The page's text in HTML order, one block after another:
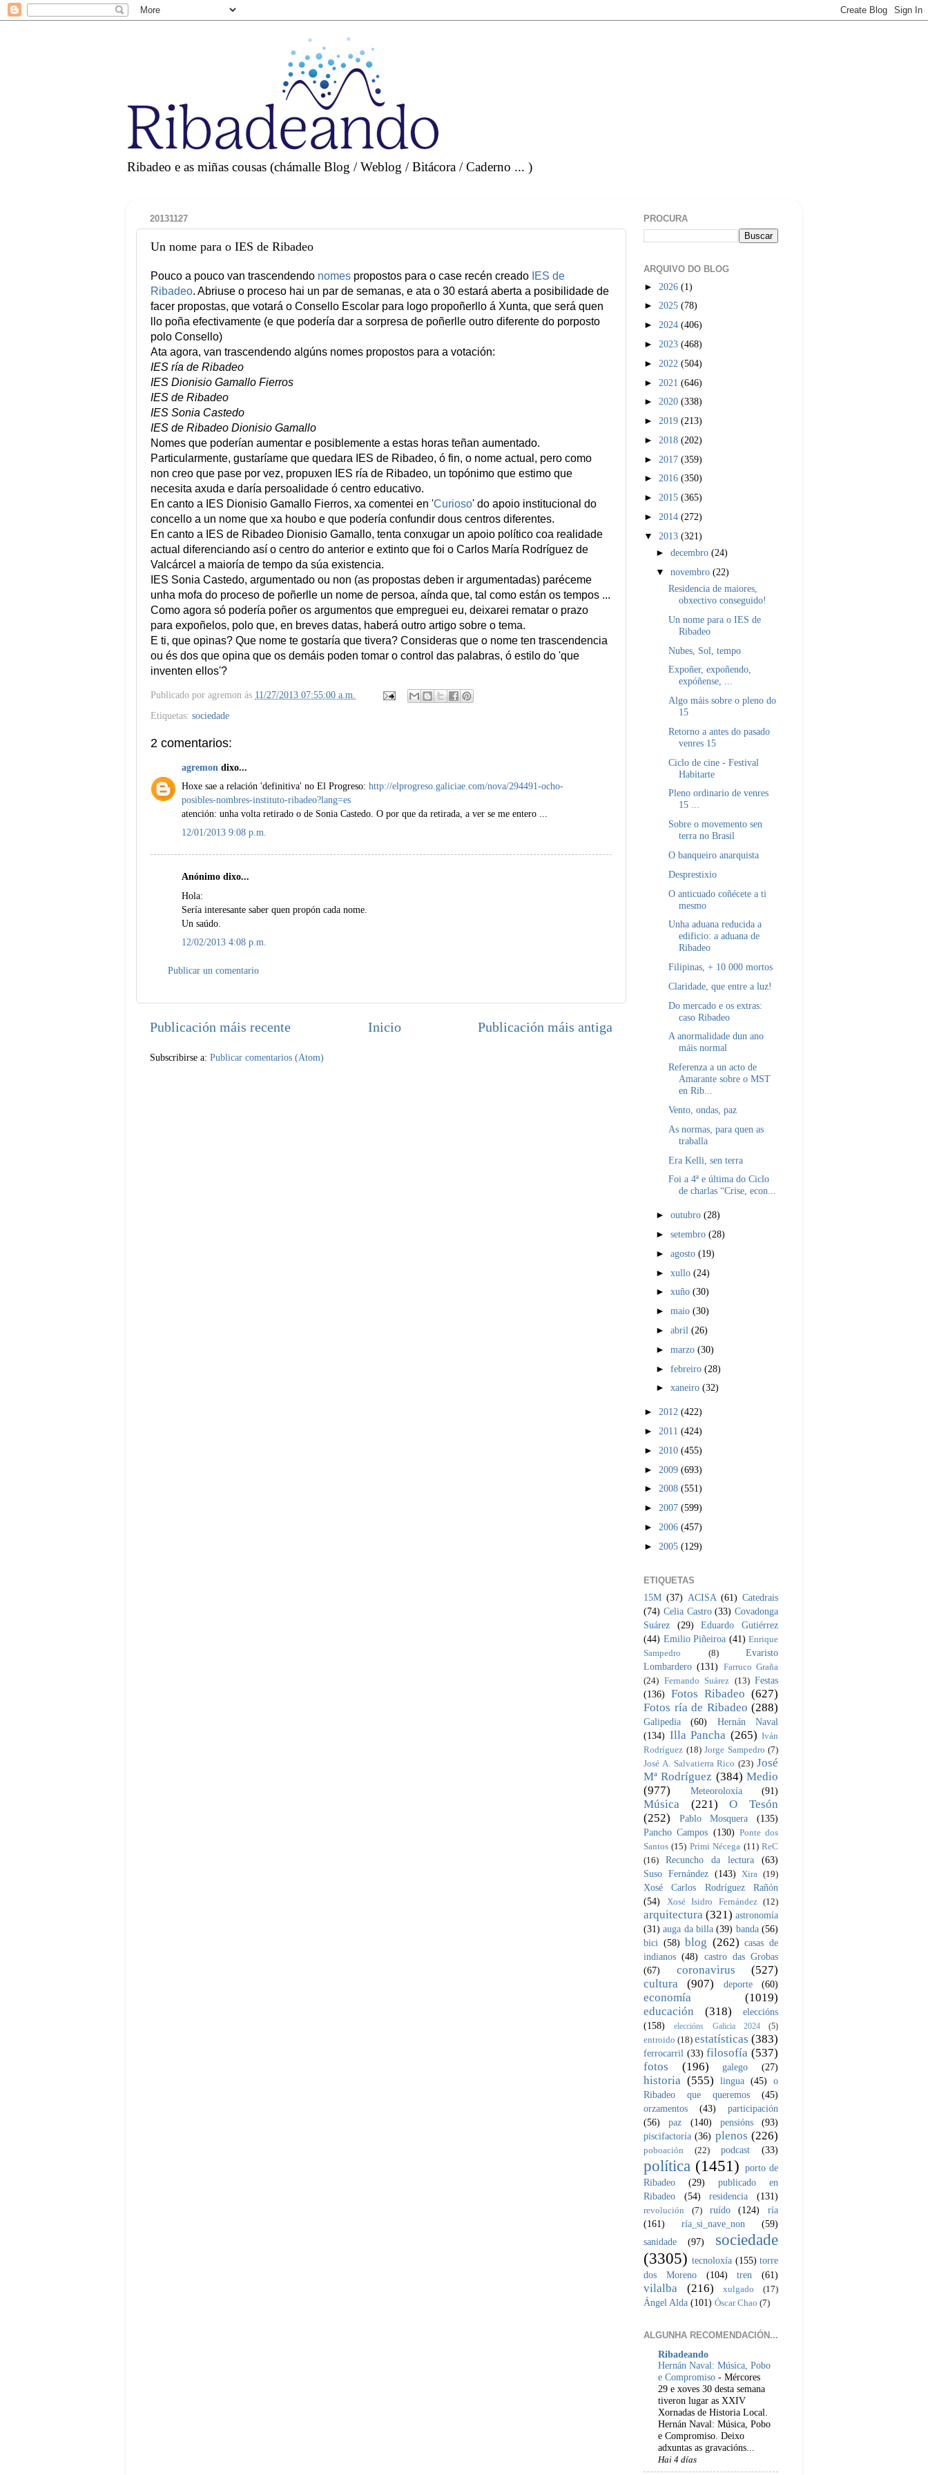
Ribadeo e as miñas cousas (chámalle Blog / Weblog / Bitácora / Caderno ... )
20131127
Un nome para o IES de Ribadeo
Pouco a pouco van trascendendo nomes propostos para o case recén creado IES de
Ribadeo. Abriuse o proceso hai un par de semanas, e ata o 30 estará aberta a posibilidade de
facer propostas, que votará o Consello Escolar para logo propoñerllo á Xunta, que será quen
llo poña efectivamente (e que podería dar a sorpresa de poñerlle outro diferente do porposto
polo Consello)
Ata agora, van trascendendo algúns nomes propostos para a votación:
IES ría de Ribadeo
IES Dionisio Gamallo Fierros
IES de Ribadeo
IES Sonia Castedo
IES de Ribadeo Dionisio Gamallo
Nomes que poderían aumentar e posiblemente a estas horas teñan aumentado.
Particularmente, gustaríame que quedara IES de Ribadeo, ó fin, o nome actual, pero como
non creo que pase por vez, propuxen IES ría de Ribadeo, un topónimo que estimo que
necesita axuda e daría persoalidade ó centro educativo.
En canto a IES Dionisio Gamallo Fierros, xa comentei en 'Curioso' do apoio institucional do
concello a un nome que xa houbo e que podería confundir dous centros diferentes.
En canto a IES de Ribadeo Dionisio Gamallo, tenta conxugar un apoio político coa realidade
actual diferenciando así o centro do anterior e extinto que foi o Carlos María Rodríguez de
Valcárcel a maioría de tempo da súa existencia.
IES Sonia Castedo, argumentado ou non (as propostas deben ir argumentadas) paréceme
unha mofa do proceso de poñerlle un nome de persoa, aínda que, tal como están os tempos ...
Como agora só podería poñer os argumentos que empreguei eu, deixarei rematar o prazo
para expoñelos, polo que, en breves datas, haberá outro artigo sobre o tema.
E ti, que opinas? Que nome te gostaría que tivera? Consideras que o nome ten trascendencia
ou és dos que opina que os demáis poden tomar o control das palabras, ó estilo do 'que
inventen ellos'?
Publicado por agremon ás 11/27/2013 07:55:00 a.m.
Etiquetas: sociedade
2 comentarios:
agremon dixo...
Hoxe sae a relación 'definitiva' no El Progreso: http://elprogreso.galiciae.com/nova/294491-ocho-
posibles-nombres-instituto-ribadeo?lang=es
atención: unha volta retirado o de Sonia Castedo. O por que da retirada, a ver se me entero ...
12/01/2013 9:08 p.m.
Anónimo dixo...
Hola:
Sería interesante saber quen propón cada nome.
Un saúdo.
12/02/2013 4:08 p.m.
Publicar un comentario
Publicación máis recente Publicación máis antiga
Inicio
Subscribirse a: Publicar comentarios (Atom)
PROCURA
ARQUIVO DO BLOG
► 2026 (1)
► 2025 (78)
► 2024 (406)
► 2023 (468)
► 2022 (504)
► 2021 (646)
► 2020 (338)
► 2019 (213)
► 2018 (202)
► 2017 (359)
► 2016 (350)
► 2015 (365)
► 2014 (272)
▼ 2013 (321)
►decembro(24)
▼novembro(22)
Residencia de maiores,
obxectivo conseguido!
Un nome para o IES de
Ribadeo
Nubes, Sol, tempo
Expoñer, expoñendo,
expóñense, ...
Algo máis sobre o pleno do
15
Retorno a antes do pasado
venres 15
Ciclo de cine - Festival
Habitarte
Pleno ordinario de venres
15 ...
Sobre o movemento sen
terra no Brasil
O banqueiro anarquista
Desprestixio
O anticuado coñécete a ti
mesmo
Unha aduana reducida a
edificio: a aduana de
Ribadeo
Filipinas, + 10 000 mortos
Claridade, que entre a luz!
Do mercado e os extras:
caso Ribadeo
A anormalidade dun ano
máis normal
Referenza a un acto de
Amarante sobre o MST
en Rib...
Vento, ondas, paz
As normas, para quen as
traballa
Era Kelli, sen terra
Foi a 4ª e última do Ciclo
de charlas “Crise, econ...
►outubro(28)
►setembro(28)
►agosto(19)
►xullo(24)
►xuño(30)
►maio(30)
►abril(26)
►marzo(30)
►febreiro(28)
►xaneiro(32)
► 2012 (422)
► 2011 (424)
► 2010 (455)
► 2009 (693)
► 2008 (551)
► 2007 (599)
► 2006 (457)
► 2005 (129)
ETIQUETAS
15M (37) ACISA (61) Catedrais
(74) Celia Castro (33) Covadonga
Suárez
(29)
Eduardo Gutiérrez
(44) Emilio Piñeiroa (41) Enrique
Sampedro
(8)
Evaristo
Lombardero (131) Farruco Graña
(24) Fernando Suárez (13) Festas
(136)
Fotos Ribadeo (627)
Fotos ría de Ribadeo (288)
Galipedia (60)
Hernán Naval
(134) Illa Pancha (265) Iván
Rodríguez (18) Jorge Sampedro (7)
José A. Salvatierra Rico (23) José
Mª Rodríguez (384) Medio
(977)
Meteoroloxía (91)
Música (221)
O Tesón
(252)
Pablo Mosquera
(135)
Pancho Campos (130) Ponte dos
Santos (15) Primi Nécega (11) ReC
(16)
Recuncho da lectura
(63)
Suso Fernández (143) Xira (19)
Xosé Carlos Rodríguez Rañón
(54)
Xosé Isidro Fernández (12)
arquitectura (321) astronomía
(31) auga da billa (39) banda (56)
bici (58) blog (262) casas de
indianos (48)
castro das Grobas
(67)
coronavirus
(527)
cultura
(907) deporte (60)
economía
(1019)
educación
(318)
eleccións
(158)
eleccións Galicia 2024 (5)
entroido (18) estatísticas (383)
ferrocarril (33) filosofía (537)
fotos
(196) galego (27)
historia (555) lingua (45)
o
Ribadeo que queremos
(45)
orzamentos
(43)
participación
(56)
paz (140) pensións
(93)
piscifactoría (36) plenos (226)
poboación (22) podcast (33)
política (1451) porto de
Ribadeo
(29)
publicado en
Ribadeo
(54) residencia (131)
revolución (7) ruído (124)
ría
(161)
ría_si_nave_non
(59)
sanidade
(97)
sociedade
(3305) tecnoloxía (155) torre
dos Moreno
(104) tren (61)
vilalba (216) xulgado (17)
Ángel Alda (101) Óscar Chao (7)
ALGUNHA RECOMENDACIÓN...
Ribadeando
Hernán Naval: Música, Pobo
e Compromiso - Mércores
29 e xoves 30 desta semana
tiveron lugar as XXIV
Xornadas de Historia Local.
Hernán Naval: Música, Pobo
e Compromiso. Deixo
adxuntas as gravacións...
Hai 4 días